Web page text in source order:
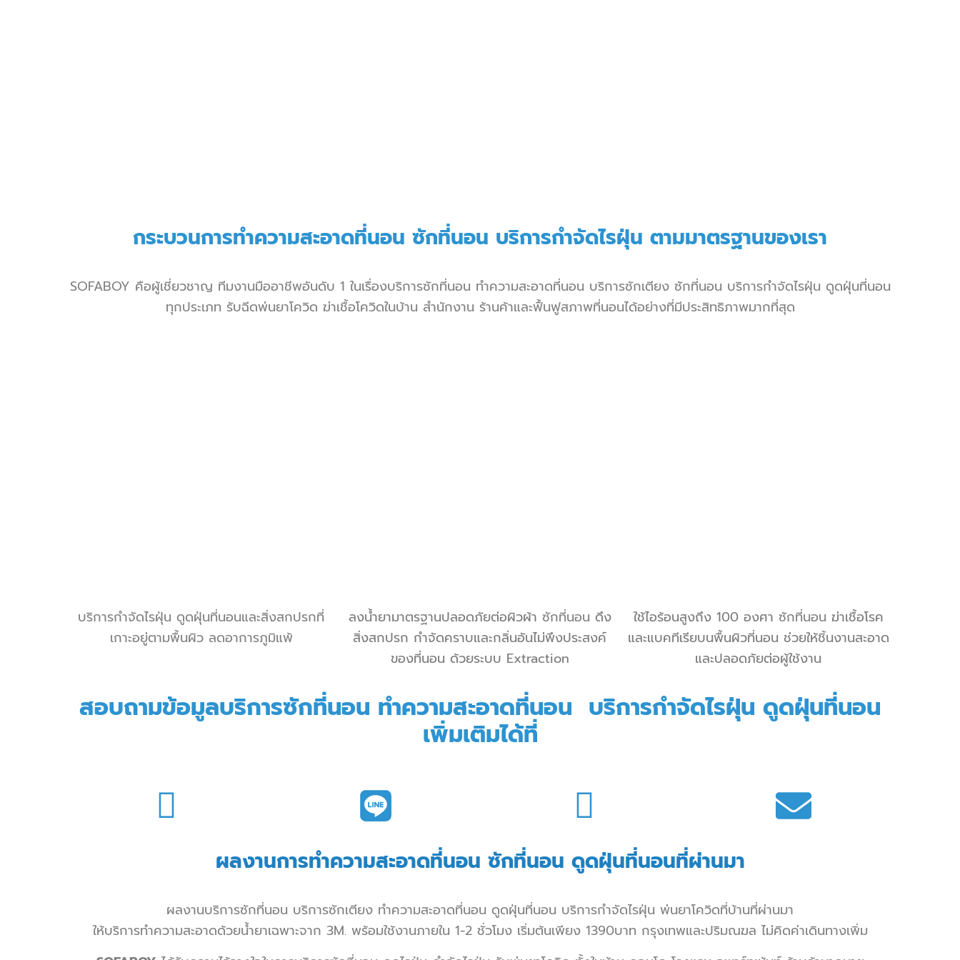
กระบวนการทำความสะอาดที่นอน ซักที่นอน บริการกำจัดไรฝุ่น ตามมาตรฐานของเรา
SOFABOY คือผู้เชี่ยวชาญ ทีมงานมืออาชีพอันดับ 1 ในเรื่องบริการซักที่นอน ทำความสะอาดที่นอน บริการซักเตียง ซักที่นอน บริการกำจัดไรฝุ่น ดูดฝุ่นที่นอน
ทุกประเภท รับฉีดพ่นยาโควิด ฆ่าเชื้อโควิดในบ้าน สำนักงาน ร้านค้าและฟื้นฟูสภาพที่นอนได้อย่างที่มีประสิทธิภาพมากที่สุด
บริการกำจัดไรฝุ่น ดูดฝุ่นที่นอนและสิ่งสกปรกที่
เกาะอยู่ตามพื้นผิว ลดอาการภูมิแพ้
ลงน้ำยามาตรฐานปลอดภัยต่อผิวผ้า ซักที่นอน ดึง
สิ่งสกปรก กำจัดคราบและกลิ่นอันไม่พึงประสงค์
ของที่นอน ด้วยระบบ Extraction
ใช้ไอร้อนสูงถึง 100 องศา ซักที่นอน ฆ่าเชื้อโรค
และแบคทีเรียบนพื้นผิวที่นอน ช่วยให้ชิ้นงานสะอาด
และปลอดภัยต่อผู้ใช้งาน
สอบถามข้อมูลบริการซักที่นอน ทำความสะอาดที่นอน บริการกำจัดไรฝุ่น ดูดฝุ่นที่นอน
เพิ่มเติมได้ที่
ผลงานการทำความสะอาดที่นอน ซักที่นอน ดูดฝุ่นที่นอนที่ผ่านมา
ผลงานบริการซักที่นอน บริการซักเตียง ทำความสะอาดที่นอน ดูดฝุ่นที่นอน บริการกำจัดไรฝุ่น พ่นยาโควิดที่บ้านที่ผ่านมา
ให้บริการทำความสะอาดด้วยน้ำยาเฉพาะจาก 3M. พร้อมใช้งานภายใน 1-2 ชั่วโมง เริ่มต้นเพียง 1390บาท กรุงเทพและปริมณฆล ไม่คิดค่าเดินทางเพิ่ม